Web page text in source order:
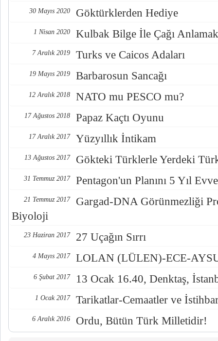
30 Mayıs 2020 Göktürklerden Hediye
1 Nisan 2020 Kulbak Bilge İle Çağı Anlamak
7 Aralık 2019 Turks ve Caicos Adaları
19 Mayıs 2019 Barbarosun Sancağı
12 Aralık 2018 NATO mu PESCO mu?
17 Ağustos 2018 Papaz Kaçtı Oyunu
17 Aralık 2017 Yüzyıllık İntikam
13 Ağustos 2017 Gökteki Türklerle Yerdeki
31 Temmuz 2017 Pentagon'un Planını 5 Yıl
21 Temmuz 2017
Gargad-DNA Görünmezliği
Biyoloji
23 Haziran 2017 27 Uçağın Sırrı
4 Mayıs 2017 LOLAN (LÜLEN)-ECE-
6 Şubat 2017 13 Ocak 16.40, Denktaş,
1 Ocak 2017 Tarikatlar-Cemaatler ve
6 Aralık 2016 Ordu, Bütün Türk Milletidir!